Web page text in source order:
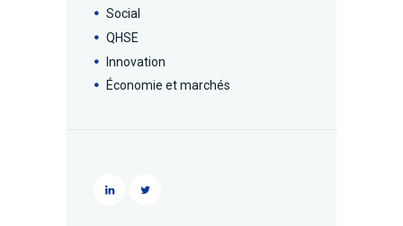
Social
QHSE
Innovation
Économie et marchés